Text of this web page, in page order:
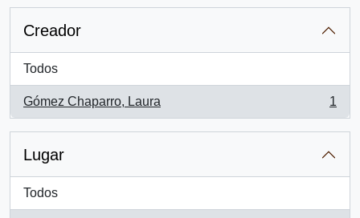
Creador
Todos
Gómez Chaparro, Laura
, 1 resultados
1
Lugar
Todos